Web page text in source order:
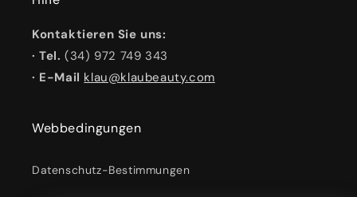
Kontaktieren Sie uns:
· Tel. (34) 972 749 343
· E-Mail klau@klaubeauty.com
Webbedingungen
Datenschutz-Bestimmungen